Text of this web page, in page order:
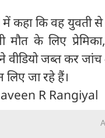
में कहा कि वह युवती
मौत के लिए
वीडियो जब्त कर
लिए जा रहे हैं।
R Rangiyal